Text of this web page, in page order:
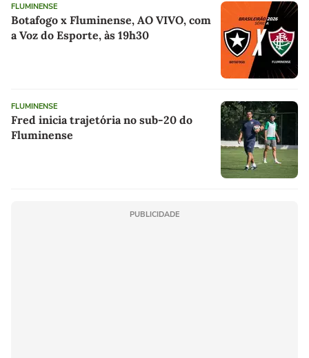
FLUMINENSE
Botafogo x Fluminense, AO VIVO, com
a Voz do Esporte, às 19h30
FLUMINENSE
Fred inicia trajetória no sub-20 do
Fluminense
PUBLICIDADE